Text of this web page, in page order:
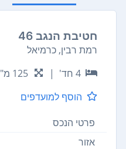
חטיבת הנגב 46
רמת רבין, כרמיאל
4 חד'
| 125 מ"ר
הוסף למועדפים
פרטי הנכס
אזור